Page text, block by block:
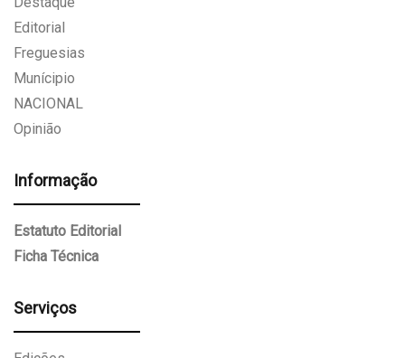
Editorial
Freguesias
Munícipio
NACIONAL
Opinião
Informação
Estatuto Editorial
Ficha Técnica
Serviços